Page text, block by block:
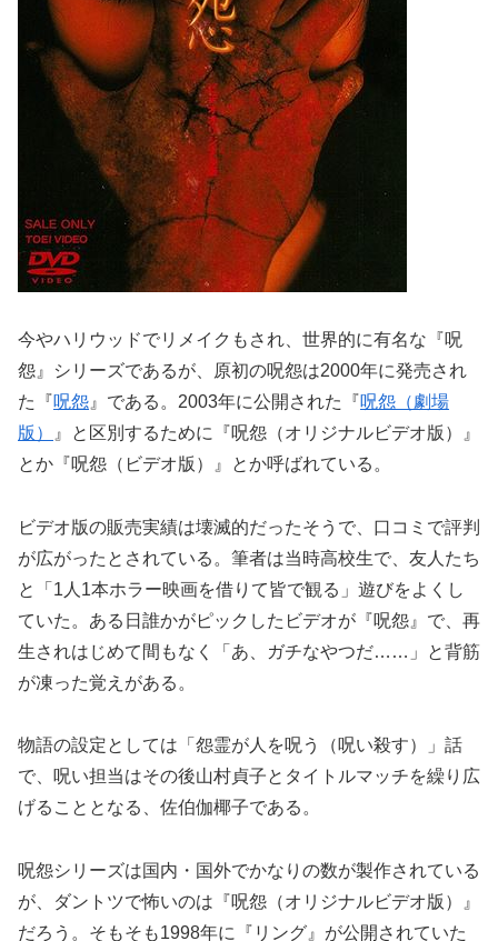
今やハリウッドでリメイクもされ、世界的に有名な『呪
怨』シリーズであるが、原初の呪怨は2000年に発売され
た『呪怨 』である。2003年に公開された『呪怨（劇場
版）
』と区別するために『呪怨（オリジナルビデオ版）』
とか『呪怨（ビデオ版）』とか呼ばれている。
ビデオ版の販売実績は壊滅的だったそうで、口コミで評判
が広がったとされている。筆者は当時高校生で、友人たち
と「1人1本ホラー映画を借りて皆で観る」遊びをよくし
ていた。ある日誰かがピックしたビデオが『呪怨』で、再
生されはじめて間もなく「あ、ガチなやつだ……」と背筋
が凍った覚えがある。
物語の設定としては「怨霊が人を呪う（呪い殺す）」話
で、呪い担当はその後山村貞子とタイトルマッチを繰り広
げることとなる、佐伯伽椰子である。
呪怨シリーズは国内・国外でかなりの数が製作されている
が、ダントツで怖いのは『呪怨（オリジナルビデオ版）』
だろう。そもそも1998年に『リング』が公開されていた